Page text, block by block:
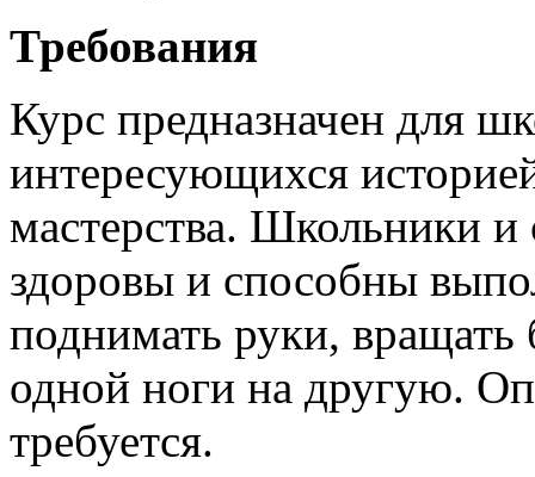
Требования
Курс предназначен для
интересующихся
мастерства. Школьники
здоровы и способны
поднимать руки, вращать
одной ноги на другую.
требуется.